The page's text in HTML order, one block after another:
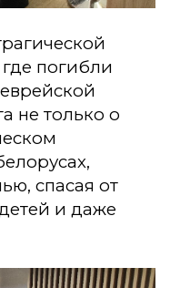
погибли
не только о
спасая от
и даже